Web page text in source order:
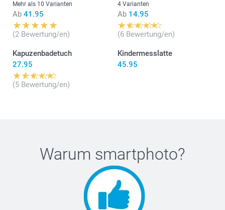
hier
Mehr als 10 Varianten
Ab 41.95
(2 Bewertung/en)
4 Varianten
Ab 14.95
(6 Bewertung/en)
Kapuzenbadetuch
27.95
(5 Bewertung/en)
Kindermesslatte
45.95
Warum smartphoto?